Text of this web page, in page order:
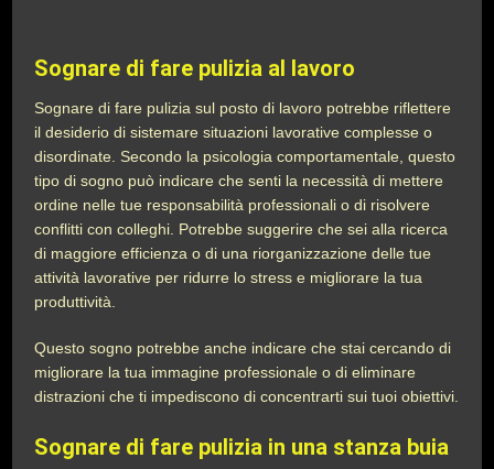
Sognare di fare pulizia al lavoro
Sognare di fare pulizia sul posto di lavoro potrebbe riflettere
il desiderio di sistemare situazioni lavorative complesse o
disordinate. Secondo la psicologia comportamentale, questo
tipo di sogno può indicare che senti la necessità di mettere
ordine nelle tue responsabilità professionali o di risolvere
conflitti con colleghi. Potrebbe suggerire che sei alla ricerca
di maggiore efficienza o di una riorganizzazione delle tue
attività lavorative per ridurre lo stress e migliorare la tua
produttività.
Questo sogno potrebbe anche indicare che stai cercando di
migliorare la tua immagine professionale o di eliminare
distrazioni che ti impediscono di concentrarti sui tuoi obiettivi.
Sognare di fare pulizia in una stanza buia